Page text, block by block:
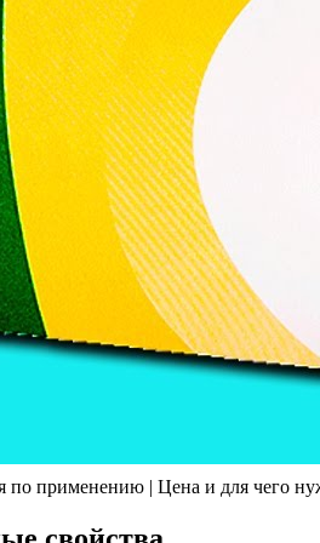
применению | Цена и для чего